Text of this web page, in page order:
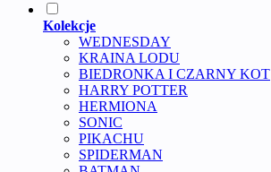
Kolekcje
WEDNESDAY
KRAINA LODU
BIEDRONKA I CZARNY KOT
HARRY POTTER
HERMIONA
SONIC
PIKACHU
SPIDERMAN